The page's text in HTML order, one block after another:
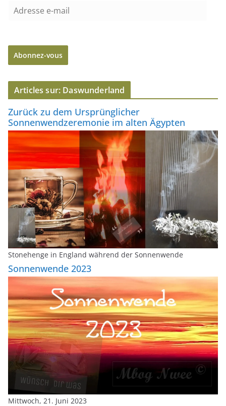
e
e
m
a
Abonnez-vous
Articles sur: Daswunderland
Zurück zu dem Ursprünglicher
Sonnenwendzeremonie im alten Ägypten
Stonehenge in England während der Sonnenwende
Sonnenwende 2023
Mittwoch, 21. Juni 2023